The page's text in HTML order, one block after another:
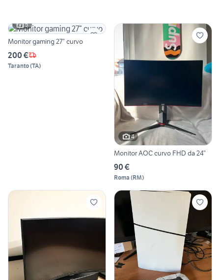
5
Monitor gaming 27” curvo
200 €
Taranto(TA)
4
Monitor AOC curvo FHD da 24”
90 €
Roma (RM)